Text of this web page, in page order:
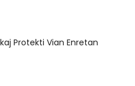
Protekti Vian Enretan